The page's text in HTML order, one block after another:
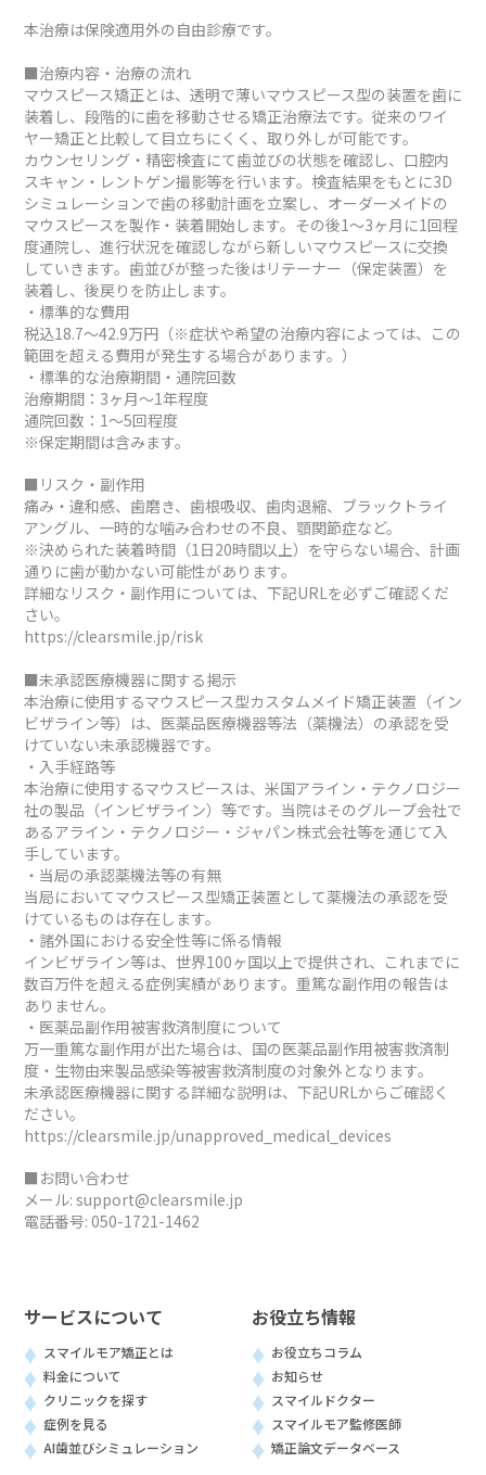
本治療は保険適用外の自由診療です。
■治療内容・治療の流れ
マウスピース矯正とは、透明で薄いマウスピース型の装置を歯に
装着し、段階的に歯を移動させる矯正治療法です。従来のワイ
ヤー矯正と比較して目立ちにくく、取り外しが可能です。
カウンセリング・精密検査にて歯並びの状態を確認し、口腔内
スキャン・レントゲン撮影等を行います。検査結果をもとに3D
シミュレーションで歯の移動計画を立案し、オーダーメイドの
マウスピースを製作・装着開始します。その後1～3ヶ月に1回程
度通院し、進行状況を確認しながら新しいマウスピースに交換
していきます。歯並びが整った後はリテーナー（保定装置）を
装着し、後戻りを防止します。
・標準的な費用
税込18.7～42.9万円（※症状や希望の治療内容によっては、この
範囲を超える費用が発生する場合があります。）
・標準的な治療期間・通院回数
治療期間：3ヶ月～1年程度
通院回数：1～5回程度
※保定期間は含みます。
■リスク・副作用
痛み・違和感、歯磨き、歯根吸収、歯肉退縮、ブラックトライ
アングル、一時的な噛み合わせの不良、顎関節症など。
※決められた装着時間（1日20時間以上）を守らない場合、計画
通りに歯が動かない可能性があります。
詳細なリスク・副作用については、下記URLを必ずご確認くだ
さい。
https://clearsmile.jp/risk
■未承認医療機器に関する掲示
本治療に使用するマウスピース型カスタムメイド矯正装置（イン
ビザライン等）は、医薬品医療機器等法（薬機法）の承認を受
けていない未承認機器です。
・入手経路等
本治療に使用するマウスピースは、米国アライン・テクノロジー
社の製品（インビザライン）等です。当院はそのグループ会社で
あるアライン・テクノロジー・ジャパン株式会社等を通じて入
手しています。
・当局の承認薬機法等の有無
当局においてマウスピース型矯正装置として薬機法の承認を受
けているものは存在します。
・諸外国における安全性等に係る情報
インビザライン等は、世界100ヶ国以上で提供され、これまでに
数百万件を超える症例実績があります。重篤な副作用の報告は
ありません。
・医薬品副作用被害救済制度について
万一重篤な副作用が出た場合は、国の医薬品副作用被害救済制
度・生物由来製品感染等被害救済制度の対象外となります。
未承認医療機器に関する詳細な説明は、下記URLからご確認く
ださい。
https://clearsmile.jp/unapproved_medical_devices
■お問い合わせ
メール: support@clearsmile.jp
電話番号: 050-1721-1462
サービスについて
スマイルモア矯正とは
料金について
クリニックを探す
症例を見る
AI歯並びシミュレーション
お役立ち情報
お役立ちコラム
お知らせ
スマイルドクター
スマイルモア監修医師
矯正論文データベース